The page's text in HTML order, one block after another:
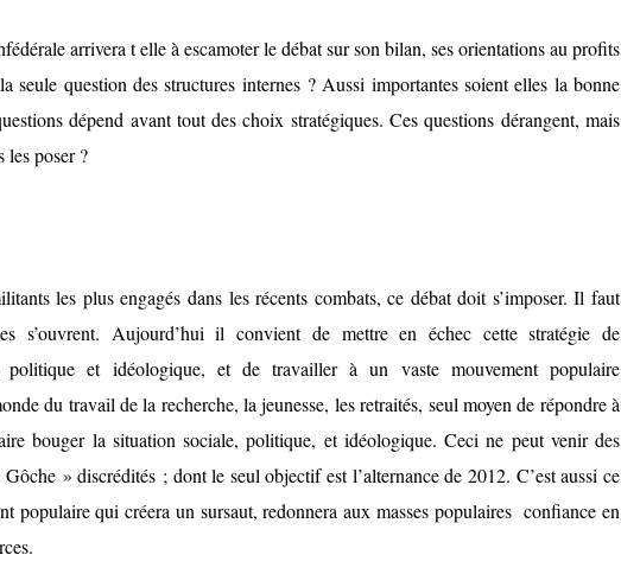
arrivera t elle à escamoter le débat sur son bilan, ses orientations au profits
seule question des structures internes ? Aussi importantes soient elles la bonne
dépend avant tout des choix stratégiques. Ces questions dérangent, mais
les poser ?
les plus engagés dans les récents combats, ce débat doit s’imposer. Il faut
s’ouvrent. Aujourd’hui il convient de mettre en échec cette stratégie de
politique et idéologique, et de travailler à un vaste mouvement populaire
du travail de la recherche, la jeunesse, les retraités, seul moyen de répondre à
bouger la situation sociale, politique, et idéologique. Ceci ne peut venir des
» discrédités ; dont le seul objectif est l’alternance de 2012. C’est aussi ce
populaire qui créera un sursaut, redonnera aux masses populaires confiance en